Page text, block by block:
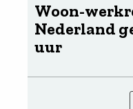
Woon-
Nederland
uur